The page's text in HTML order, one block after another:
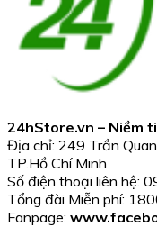
24hStore.vn – Niềm
Địa chỉ: 249 Trần
TP.Hồ Chí Minh
Số điện thoại liên hệ:
Tổng đài Miễn phí:
Fanpage: